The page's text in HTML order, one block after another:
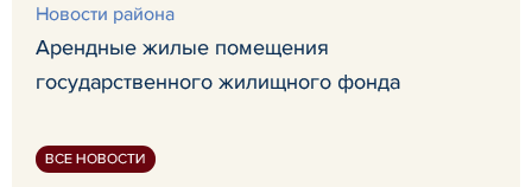
Новости района
Арендные жилые помещения
государственного жилищного фонда
ВСЕ НОВОСТИ